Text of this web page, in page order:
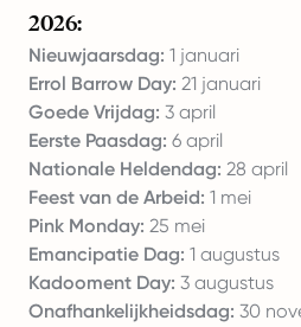
2026:
Nieuwjaarsdag: 1 januari
Errol Barrow Day: 21 januari
Goede Vrijdag: 3 april
Eerste Paasdag: 6 april
Nationale Heldendag: 28 april
Feest van de Arbeid: 1 mei
Pink Monday: 25 mei
Emancipatie Dag: 1 augustus
Kadooment Day: 3 augustus
Onafhankelijkheidsdag: 30